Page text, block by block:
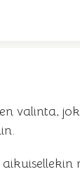
valinta,